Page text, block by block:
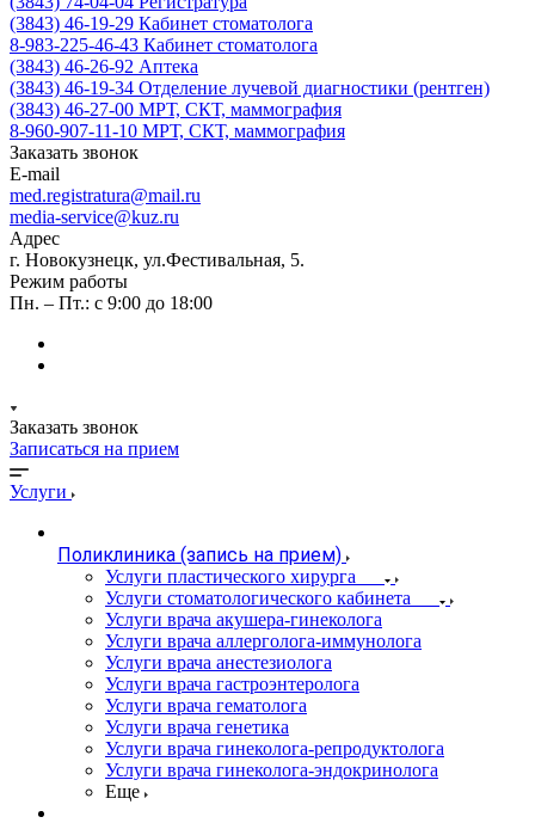
(3843) 46-19-29 Кабинет стоматолога
8-983-225-46-43 Кабинет стоматолога
(3843) 46-26-92 Аптека
(3843) 46-19-34 Отделение лучевой диагностики (рентген)
(3843) 46-27-00 МРТ, СКТ, маммография
8-960-907-11-10 МРТ, СКТ, маммография
Заказать звонок
E-mail
med.registratura@mail.ru
media-service@kuz.ru
Адрес
г. Новокузнецк, ул.Фестивальная, 5.
Режим работы
Пн. – Пт.: с 9:00 до 18:00
Заказать звонок
Записаться на прием
Услуги
Поликлиника (запись на прием)
Услуги пластического хирурга
Услуги стоматологического кабинета
Услуги врача акушера-гинеколога
Услуги врача аллерголога-иммунолога
Услуги врача анестезиолога
Услуги врача гастроэнтеролога
Услуги врача гематолога
Услуги врача генетика
Услуги врача гинеколога-репродуктолога
Услуги врача гинеколога-эндокринолога
Еще